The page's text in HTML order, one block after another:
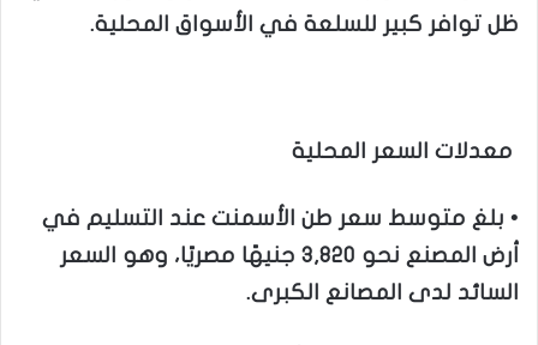
ظل توافر كبير للسلعة في الأسواق المحلية.
معدلات السعر المحلية
• بلغ متوسط سعر طن الأسمنت عند التسليم في
أرض المصنع نحو 3,820 جنيهًا مصريًا، وهو السعر
السائد لدى المصانع الكبرى.